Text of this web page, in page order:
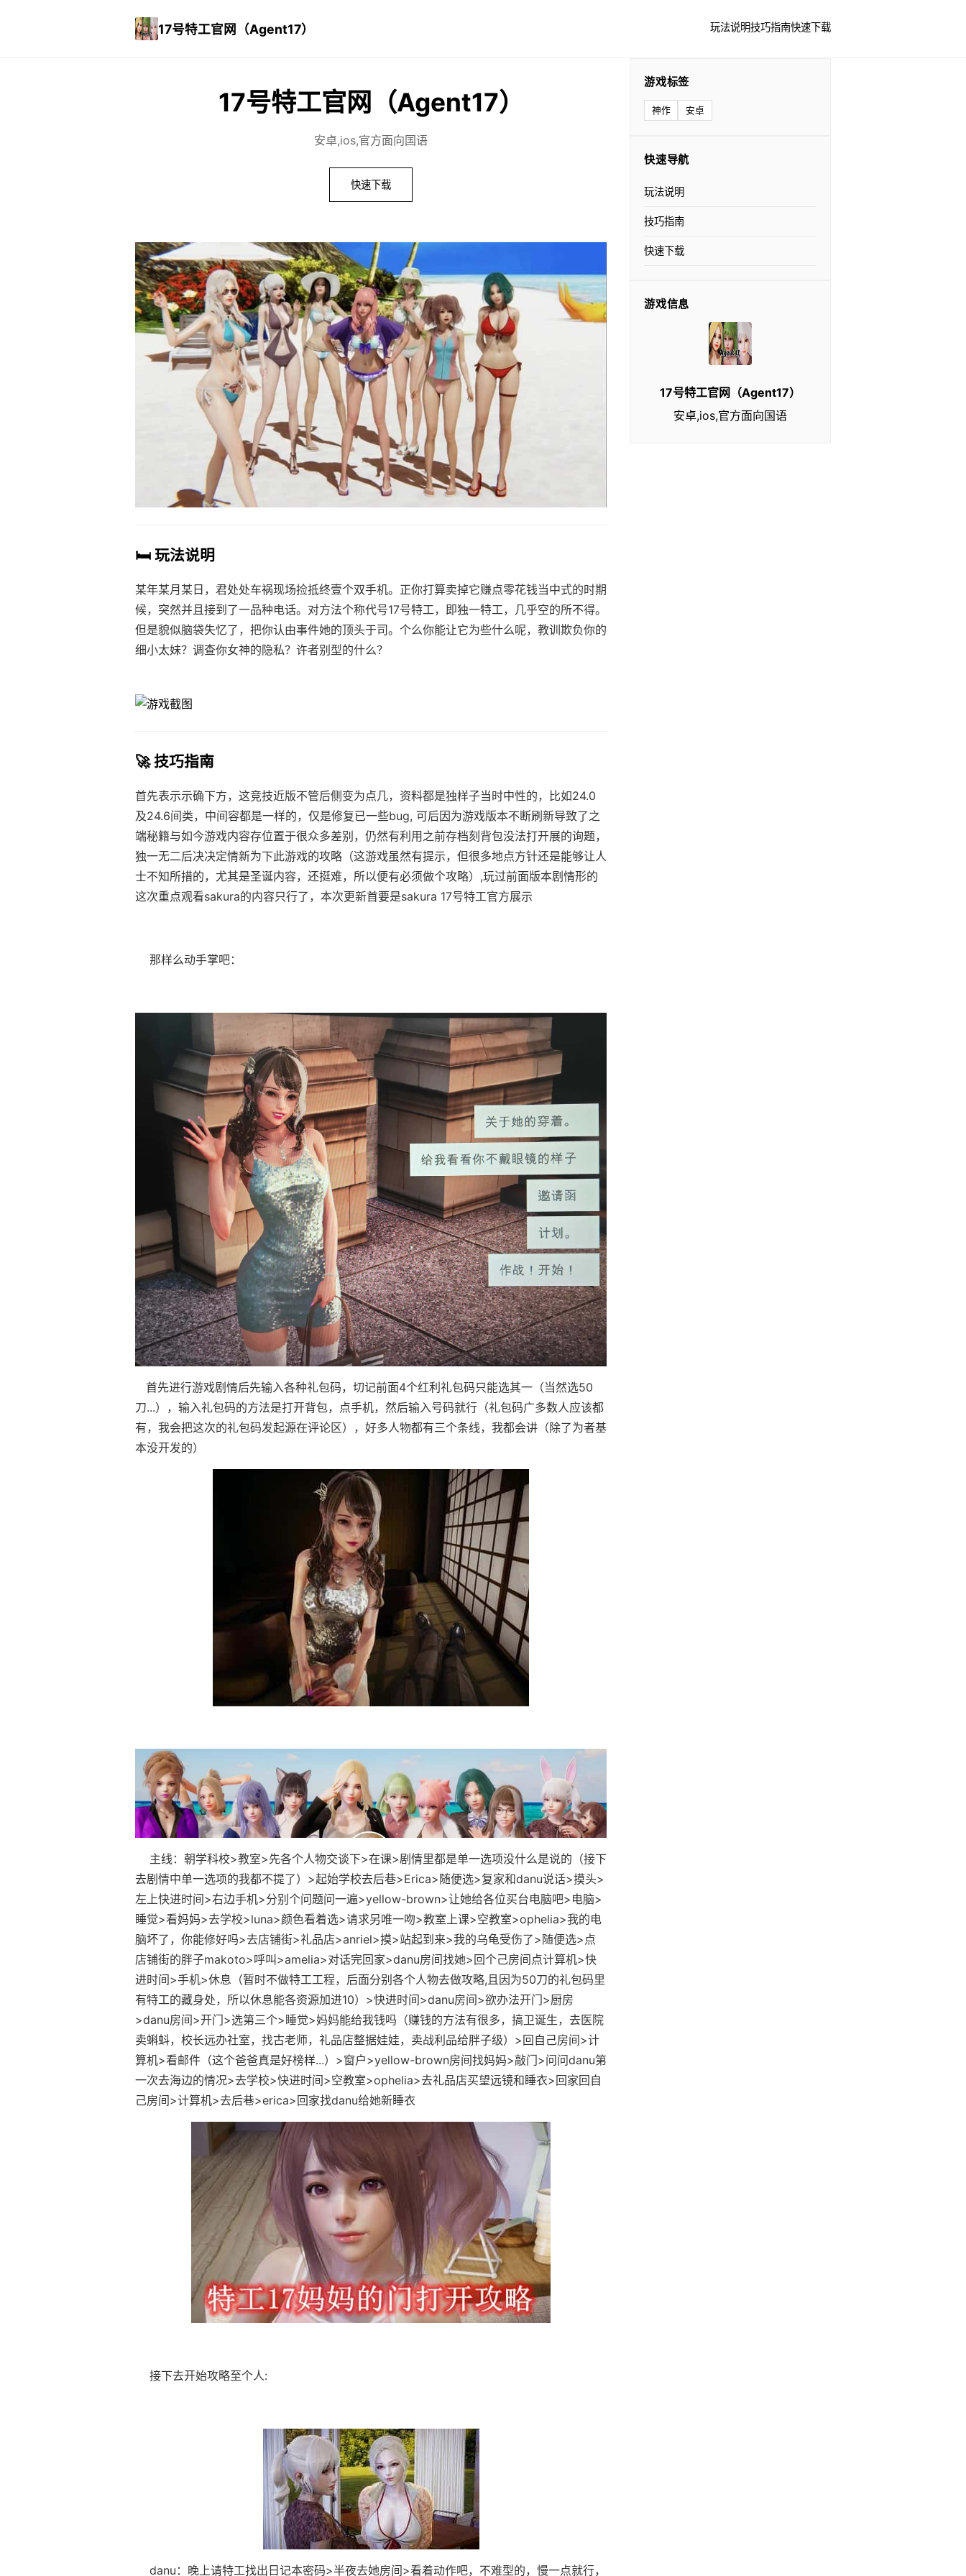
17号特工官网（Agent17） 玩法说明技巧指南快速下载
17号特工官网（Agent17）
安卓,ios,官方面向国语
快速下载
🛏️ 玩法说明
某年某月某日，君处处车祸现场捡抵终壹个双手机。正你打算卖掉它赚点零花钱当中式的时期
候，突然并且接到了一品种电话。对方法个称代号17号特工，即独一特工，几乎空的所不得。
但是貌似脑袋失忆了，把你认由事件她的顶头于司。个么你能让它为些什么呢，教训欺负你的
细小太妹？调查你女神的隐私？许者别型的什么？
🚀 技巧指南
首先表示示确下方，这竞技近版不管后侧变为点几，资料都是独样子当时中性的，比如24.0
及24.6间类，中间容都是一样的，仅是修复已一些bug, 可后因为游戏版本不断刷新导致了之
端秘籍与如今游戏内容存位置于很众多差别，仍然有利用之前存档刻背包没法打开展的询题，
独一无二后决决定情新为下此游戏的攻略（这游戏虽然有提示，但很多地点方针还是能够让人
士不知所措的，尤其是圣诞内容，还挺难，所以便有必须做个攻略）,玩过前面版本剧情形的
这次重点观看sakura的内容只行了，本次更新首要是sakura 17号特工官方展示
那样么动手掌吧：
首先进行游戏剧情后先输入各种礼包码，切记前面4个红利礼包码只能选其一（当然选50
刀...），输入礼包码的方法是打开背包，点手机，然后输入号码就行（礼包码广多数人应该都
有，我会把这次的礼包码发起源在评论区），好多人物都有三个条线，我都会讲（除了为者基
本没开发的）
主线：朝学科校>教室>先各个人物交谈下>在课>剧情里都是单一选项没什么是说的（接下
去剧情中单一选项的我都不提了）>起始学校去后巷>Erica>随便选>复家和danu说话>摸头>
左上快进时间>右边手机>分别个问题问一遍>yellow-brown>让她给各位买台电脑吧>电脑>
睡觉>看妈妈>去学校>luna>颜色看着选>请求另唯一吻>教室上课>空教室>ophelia>我的电
脑坏了，你能修好吗>去店铺街>礼品店>anriel>摸>站起到来>我的乌龟受伤了>随便选>点
店铺街的胖子makoto>呼叫>amelia>对话完回家>danu房间找她>回个己房间点计算机>快
进时间>手机>休息（暂时不做特工工程，后面分别各个人物去做攻略,且因为50刀的礼包码里
有特工的藏身处，所以休息能各资源加进10）>快进时间>danu房间>欲办法开门>厨房
>danu房间>开门>选第三个>睡觉>妈妈能给我钱吗（赚钱的方法有很多，搞卫诞生，去医院
卖蝌蚪，校长远办社室，找古老师，礼品店整据娃娃，卖战利品给胖子级）>回自己房间>计
算机>看邮件（这个爸爸真是好榜样...）>窗户>yellow-brown房间找妈妈>敲门>问问danu第
一次去海边的情况>去学校>快进时间>空教室>ophelia>去礼品店买望远镜和睡衣>回家回自
己房间>计算机>去后巷>erica>回家找danu给她新睡衣
接下去开始攻略至个人:
danu：晚上请特工找出日记本密码>半夜去她房间>看着动作吧，不难型的，慢一点就行，
游戏标签
神作 安卓
快速导航
玩法说明
技巧指南
快速下载
游戏信息
17号特工官网（Agent17）
安卓,ios,官方面向国语